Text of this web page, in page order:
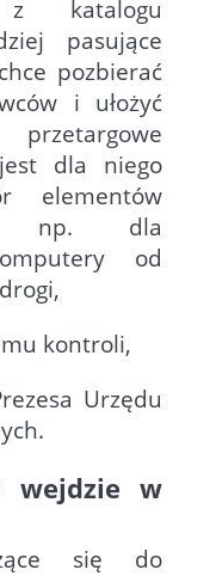
z katalogu
pasujące
pozbierać
i ułożyć
dla niego
elementów
np. dla
od
kontroli,
Urzędu
wejdzie w
się do